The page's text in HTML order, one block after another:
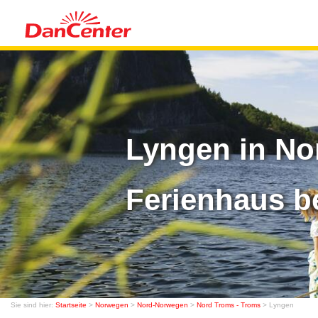
Lyngen in
Ferienhaus
Sie sind hier: Startseite > Norwegen > Nord-Norwegen > Nord Troms - Troms > Lyngen